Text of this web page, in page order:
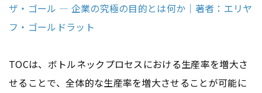
ザ・ゴール ― 企業の究極の目的とは何か｜著者：エリヤ
フ・ゴールドラット
TOCは、ボトルネックプロセスにおける生産率を増大さ
せることで、全体的な生産率を増大させることが可能に